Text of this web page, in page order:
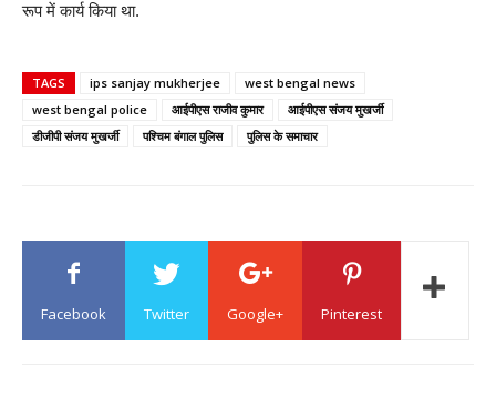
रूप में कार्य किया था.
TAGS ips sanjay mukherjee
west bengal news
west bengal police
आईपीएस राजीव कुमार
आईपीएस संजय मुखर्जी
डीजीपी संजय मुखर्जी
पश्चिम बंगाल पुलिस पुलिस के समाचार
Facebook Twitter Google+ Pinterest